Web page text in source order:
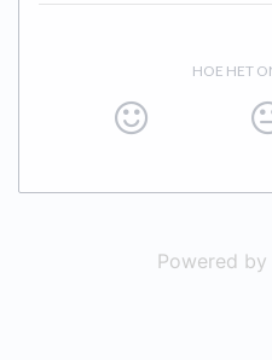
HOE HET
Powered